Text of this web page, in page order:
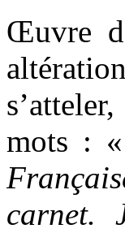
Œuvre
mots : «
carnet.